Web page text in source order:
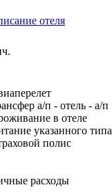
отеля
а/п - отель - а/п
в отеле
указанного типа
полис
расходы